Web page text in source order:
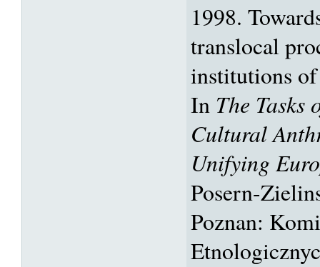
1998.
translocal
institutions
In The Tasks
Cultural
Unifying
Posern-
Poznan: